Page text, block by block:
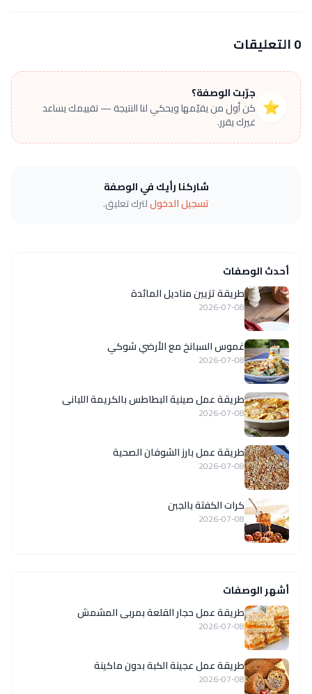
0 التعليقات
⭐
جرّبت الوصفة؟
كن أول من يقيّمها ويحكي لنا النتيجة — تقييمك يساعد
غيرك يقرر.
شاركنا رأيك في الوصفة
تسجيل الدخوللترك تعليق.
أحدث الوصفات
طريقة تزيين مناديل المائدة
2026-07-08
غموس السبانخ مع الأرضي شوكي
2026-07-08
طريقة عمل صينية البطاطس بالكريمة اللبانى
2026-07-08
طريقة عمل بارز الشوفان الصحية
2026-07-08
كرات الكفتة بالجبن
2026-07-08
أشهر الوصفات
طريقة عمل حجار القلعة بمربى المشمش
2026-07-08
طريقة عمل عجينة الكبة بدون ماكينة
2026-07-08